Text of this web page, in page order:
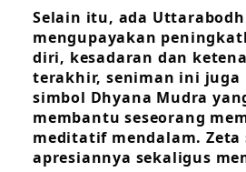
Selain itu, ada
mengupayakan
diri, kesadaran dan
terakhir, seniman ini juga
simbol Dhyana Mudra
membantu seseorang
meditatif mendalam. Zeta
apresiannya sekaligus